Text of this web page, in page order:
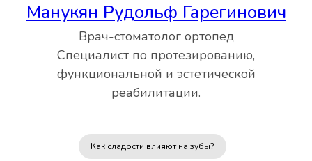
Манукян Рудольф Гарегинович
Врач-стоматолог ортопед
Специалист по протезированию,
функциональной и эстетической
реабилитации.
Как сладости влияют на зубы?